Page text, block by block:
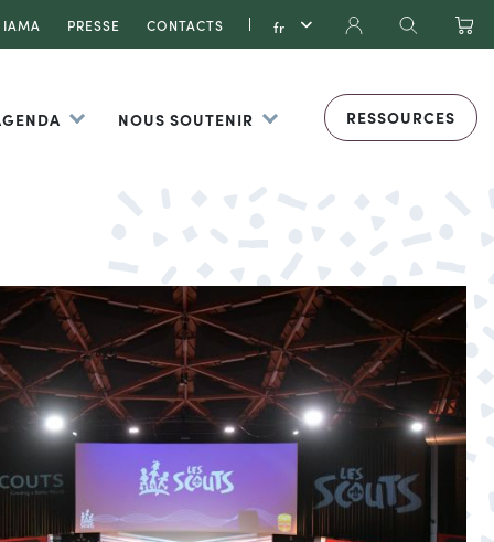
IAMA PRESSE CONTACTS
NOUS SOUTENIR RESSOURCES